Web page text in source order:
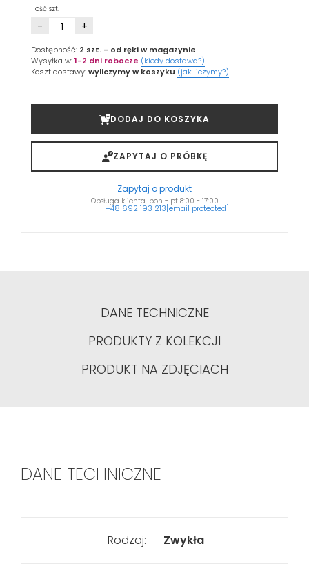
ilość szt.
- +
Dostępność: 2 szt. - od ręki w magazynie
Wysyłka w:1-2 dni robocze (kiedy dostawa?)
Koszt dostawy:wyliczymy w koszyku (jak liczymy?)
DODAJ DO KOSZYKA
ZAPYTAJ O PRÓBKĘ
Zapytaj o produkt
Obsługa klienta, pon - pt 8:00 - 17:00
+48 692 193 213[email protected]
DANE TECHNICZNE
PRODUKTY Z KOLEKCJI
PRODUKT NA ZDJĘCIACH
DANE TECHNICZNE
Rodzaj: Zwykła